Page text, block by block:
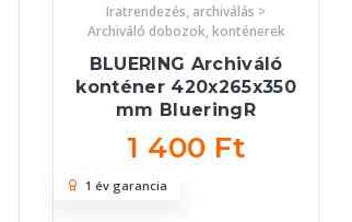
Iratrendezés, archiválás >
Archiváló dobozok, konténerek
BLUERING Archiváló
konténer 420x265x350
mm BlueringR
1 400 Ft
1 év garancia